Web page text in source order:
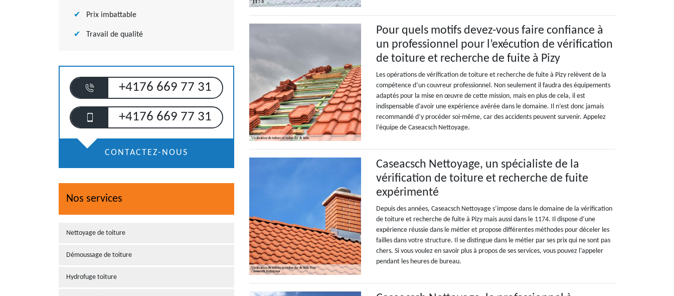
Prix imbattable
Travail de qualité
+4176 669 77 31
+4176 669 77 31
CONTACTEZ-NOUS
Nos services
Nettoyage de toiture
Démoussage de toiture
Hydrofuge toiture
Pour quels motifs devez-vous faire confiance à
un professionnel pour l’exécution de vérification
de toiture et recherche de fuite à Pizy
Les opérations de vérification de toiture et recherche de fuite à Pizy relèvent de la
compétence d’un couvreur professionnel. Non seulement il faudra des équipements
adaptés pour la mise en œuvre de cette mission, mais en plus de cela, il est
indispensable d’avoir une expérience avérée dans le domaine. Il n’est donc jamais
recommandé d’y procéder soi-même, car des accidents peuvent survenir. Appelez
l’équipe de Caseacsch Nettoyage.
Caseacsch Nettoyage, un spécialiste de la
vérification de toiture et recherche de fuite
expérimenté
Depuis des années, Caseacsch Nettoyage s’impose dans le domaine de la vérification
de toiture et recherche de fuite à Pizy mais aussi dans le 1174. Il dispose d’une
expérience réussie dans le métier et propose différentes méthodes pour déceler les
failles dans votre structure. Il se distingue dans le métier par ses prix qui ne sont pas
chers. Si vous voulez en savoir plus à propos de ses services, vous pouvez l’appeler
pendant les heures de bureau.